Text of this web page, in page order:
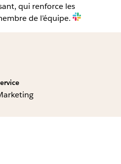
qui renforce les
de l’équipe.